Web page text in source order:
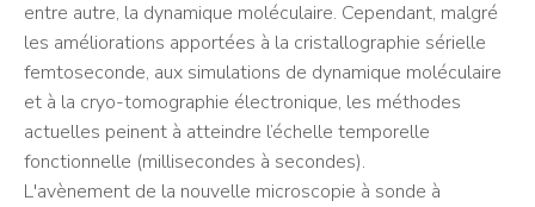
entre autre, la dynamique moléculaire. Cependant, malgré
les améliorations apportées à la cristallographie sérielle
femtoseconde, aux simulations de dynamique moléculaire
et à la cryo-tomographie électronique, les méthodes
actuelles peinent à atteindre l’échelle temporelle
fonctionnelle (millisecondes à secondes).
L'avènement de la nouvelle microscopie à sonde à